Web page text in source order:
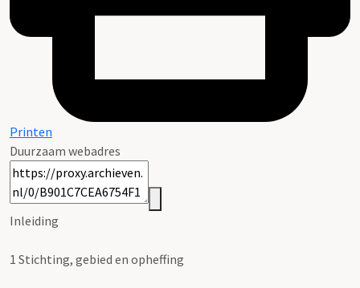
Printen
Duurzaam webadres
Inleiding
1 Stichting, gebied en opheffing